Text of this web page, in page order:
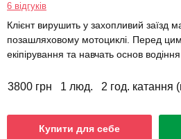
6 відгуків
Клієнт вирушить у захопливий заїзд
позашляховому мотоциклі. Перед
екіпірування та навчать основ
3800 грн 1 люд. 2 год. катання
Купити для себе